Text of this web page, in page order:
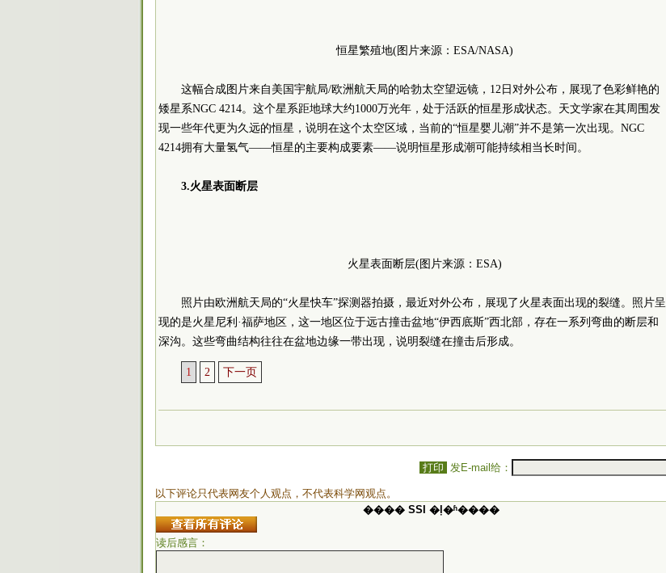
恒星繁殖地(图片来源：ESA/NASA)
这幅合成图片来自美国宇航局/欧洲航天局的哈勃太空望远镜，12日对外公布，展现了色彩鲜艳的
矮星系NGC 4214。这个星系距地球大约1000万光年，处于活跃的恒星形成状态。天文学家在其周围发
现一些年代更为久远的恒星，说明在这个太空区域，当前的“恒星婴儿潮”并不是第一次出现。NGC
4214拥有大量氢气——恒星的主要构成要素——说明恒星形成潮可能持续相当长时间。
3.火星表面断层
火星表面断层(图片来源：ESA)
照片由欧洲航天局的“火星快车”探测器拍摄，最近对外公布，展现了火星表面出现的裂缝。照片呈
现的是火星尼利·福萨地区，这一地区位于远古撞击盆地“伊西底斯”西北部，存在一系列弯曲的断层和
深沟。这些弯曲结构往往在盆地边缘一带出现，说明裂缝在撞击后形成。
1 2 下一页
打印 发E-mail给：
以下评论只代表网友个人观点，不代表科学网观点。
���� SSI �ļ�ʱ����
读后感言：